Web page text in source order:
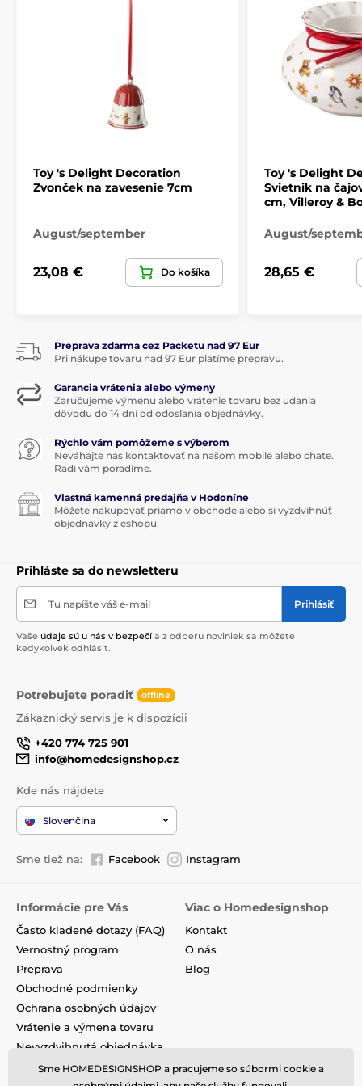
jedálenské súpravy používajú niektoré
zo svetovo najznámejších domácností, od Vatikánu v
Ríme až po paláca európskych kráľovských rodín. Ich
nezameniteľné designy si našli všeobecnú obľubu
vďaka slávnym renomovaným návrhárom. Do
všeobecného povedomia sa dostali tieto
vysoko
výrobky taktiež kvôli svetovo známym
restauratérům, a tým sa teda stalo meno
synonymom sgraciózním
stolovanie
Produkt je zaradený v kategóriách
Toy 's Delight Decoration
Zvonček na zavesenie 7cm
August/september
23,08 € Do košíka
Toy 's Delight
Svietnik na
cm, Villeroy &
August/
28,65 €
Preprava zdarma cez Packetu nad 97 Eur
Pri nákupe tovaru nad 97 Eur platíme prepravu.
Garancia vrátenia alebo výmeny
Zaručujeme výmenu alebo vrátenie tovaru bez udania
dôvodu do 14 dní od odoslania objednávky.
Rýchlo vám pomôžeme s výberom
Neváhajte nás kontaktovať na našom mobile alebo chate.
Radi vám poradíme.
Vlastná kamenná predajňa v Hodoníne
Môžete nakupovať priamo v obchode alebo si vyzdvihnúť
objednávky z eshopu.
Prihláste sa do newsletteru
Tu napíšte váš e-mail Prihlásiť
Vaše údaje sú u nás v bezpečí a z odberu noviniek sa môžete
kedykoľvek odhlásiť.
Potrebujete poradiť offline
Zákaznický servis je k dispozícii
+420 774 725 901
info@homedesignshop.cz
Kde nás nájdete
Slovenčina
Sme tiež na: Facebook Instagram
Informácie pre Vás
Často kladené dotazy (FAQ)
Vernostný program
Preprava
Obchodné podmienky
Ochrana osobných údajov
Vrátenie a výmena tovaru
Nevyzdvihnutá objednávka
Podmienky akcie a zľavové
Viac o Homedesignshop
Kontakt
O nás
Blog
Sme HOMEDESIGNSHOP a pracujeme so súbormi cookie a